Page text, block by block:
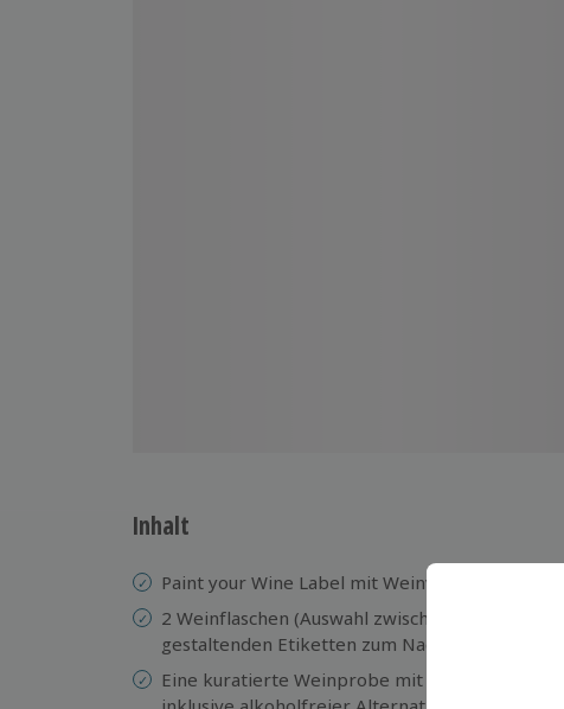
Inhalt
Paint your Wine Label mit Weinverkostung
2 Weinflaschen (Auswahl zwischen Weiß-,
gestaltenden Etiketten zum Nachhause nehmen
Eine kuratierte Weinprobe mit erlesenen